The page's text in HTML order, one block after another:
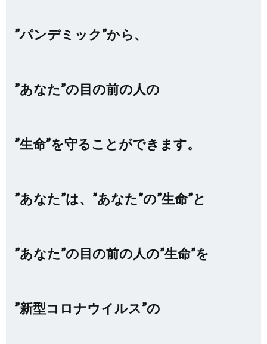
”パンデミック”から、
”あなた”の目の前の人の
”生命”を守ることができます。
”あなた”は、”あなた”の”生命”と
”あなた”の目の前の人の”生命”を
”新型コロナウイルス”の